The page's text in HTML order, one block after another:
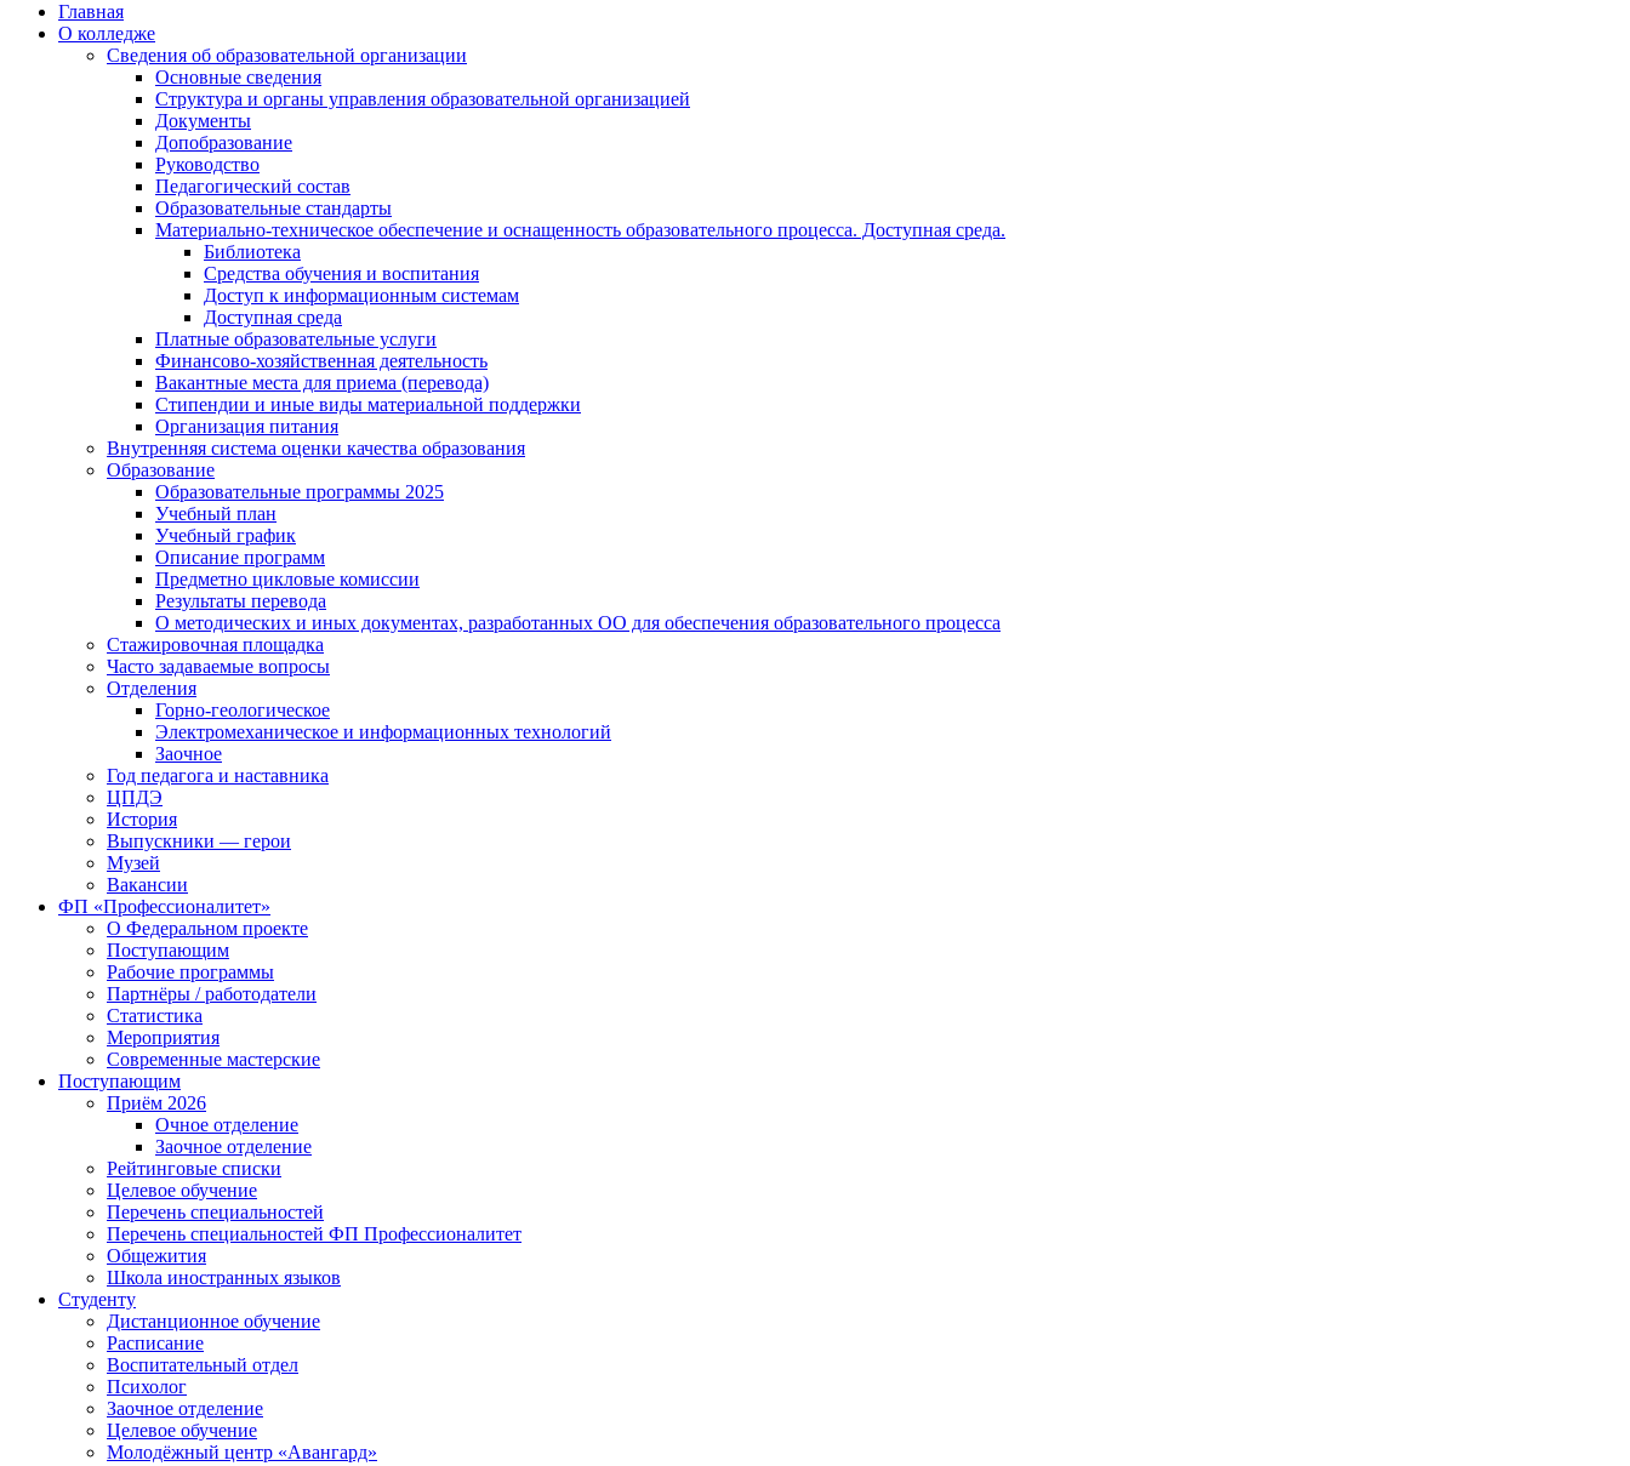
Главная
О колледже
Сведения об образовательной организации
Основные сведения
Структура и органы управления образовательной организацией
Документы
Допобразование
Руководство
Педагогический состав
Образовательные стандарты
Материально-техническое обеспечение и оснащенность образовательного процесса. Доступная среда.
Библиотека
Средства обучения и воспитания
Доступ к информационным системам
Доступная среда
Платные образовательные услуги
Финансово-хозяйственная деятельность
Вакантные места для приема (перевода)
Стипендии и иные виды материальной поддержки
Организация питания
Внутренняя система оценки качества образования
Образование
Образовательные программы 2025
Учебный план
Учебный график
Описание программ
Предметно цикловые комиссии
Результаты перевода
О методических и иных документах, разработанных ОО для обеспечения образовательного процесса
Стажировочная площадка
Часто задаваемые вопросы
Отделения
Горно-геологическое
Электромеханическое и информационных технологий
Заочное
Год педагога и наставника
ЦПДЭ
История
Выпускники — герои
Музей
Вакансии
ФП «Профессионалитет»
О Федеральном проекте
Поступающим
Рабочие программы
Партнёры / работодатели
Статистика
Мероприятия
Современные мастерские
Поступающим
Приём 2026
Очное отделение
Заочное отделение
Рейтинговые списки
Целевое обучение
Перечень специальностей
Перечень специальностей ФП Профессионалитет
Общежития
Школа иностранных языков
Студенту
Дистанционное обучение
Расписание
Воспитательный отдел
Психолог
Заочное отделение
Целевое обучение
Молодёжный центр «Авангард»